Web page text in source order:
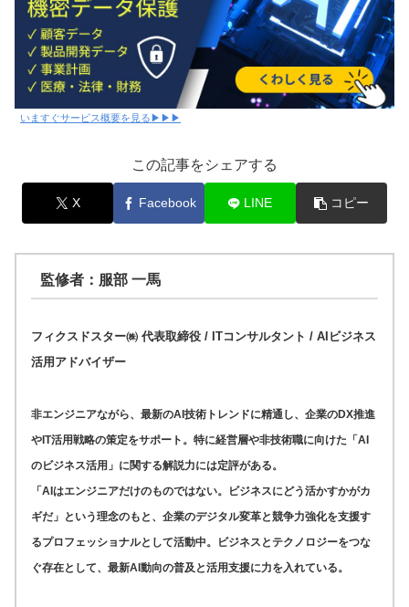
いますぐサービス概要を見る▶▶▶
この記事をシェアする
X Facebook LINE コピー
監修者：服部 一馬
フィクスドスター㈱ 代表取締役 / ITコンサルタント / AIビジネス
活用アドバイザー
非エンジニアながら、最新のAI技術トレンドに精通し、企業のDX推進
やIT活用戦略の策定をサポート。特に経営層や非技術職に向けた「AI
のビジネス活用」に関する解説力には定評がある。
「AIはエンジニアだけのものではない。ビジネスにどう活かすかがカ
ギだ」という理念のもと、企業のデジタル変革と競争力強化を支援す
るプロフェッショナルとして活動中。ビジネスとテクノロジーをつな
ぐ存在として、最新AI動向の普及と活用支援に力を入れている。